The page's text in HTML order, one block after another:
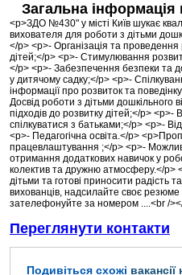
Загальна інформація
<p>ЗДО №430" у місті Київ шукає
вихователя для роботи з дітьми
</p> <p>- Організація та
дітей;</p> <p>- Стимулювання
</p> <p>- Забезпечення безпеки та
у дитячому садку;</p> <p>-
інформації про розвиток та
Досвід роботи з дітьми дошкільного
підходів до розвитку дітей;</p>
спілкуватися з батьками;</p> <p>-
<p>- Педагогічна освіта.</p>
працевлаштування ;</p> <p>-
отримання додаткових навичок у
колектив та дружню атмосферу.</p>
дітьми та готові приносити радість
вихованців, надсилайте своє
зателефонуйте за номером ....<br /
Переглянути контакти
Подивіться схожі